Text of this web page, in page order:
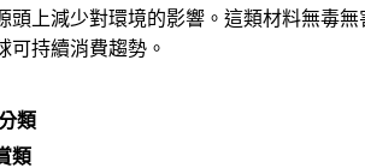
頭上減少對環境的影響。這類材料無毒
可持續消費趨勢。
類
類